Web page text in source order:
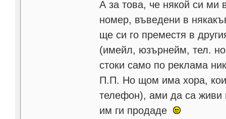
А за това, че някой си
номер, въведени в
ще си го преместя в
(имейл, юзърнейм, тел.
стоки само по реклама
П.П. Но щом има хора,
телефон), ами да са живи
им ги продаде